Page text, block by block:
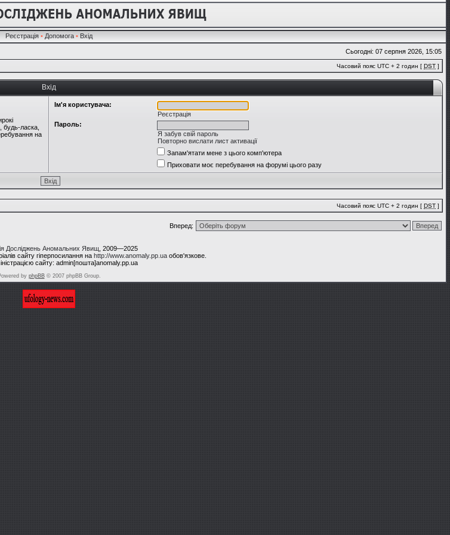
Реєстрація • Допомога • Вхід
Сьогодні: 07 серпня 2026, 15:05
Часовий пояс UTC + 2 годин [ DST ]
Вхід
будь-ласка,
на
Ім'я користувача:
Реєстрація
Пароль:
Я забув свій пароль
Повторно вислати лист активації
Запам'ятати мене з цього комп'ютера
Приховати моє перебування на форумі цього разу
Часовий пояс UTC + 2 годин [ DST ]
Вперед:
Досліджень Аномальних Явищ , 2009—2025
сайту гіперпосилання на http://www.anomaly.pp.uaобов'язкове.
сайту: admin[пошта]anomaly.pp.ua
by phpBB© 2007 phpBB Group.